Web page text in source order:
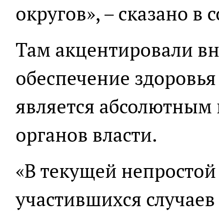
округов», – сказано в
Там акцентировали
обеспечение
является
органов власти.
«В текущей
участившихся